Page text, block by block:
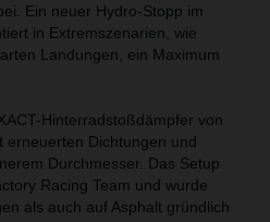
Ein neuer Hydro-Stopp im
in Extremszenarien, wie
Landungen, ein Maximum
Hinterradstoßdämpfer von
erneuerten Dichtungen und
Durchmesser. Das Setup
Racing Team und wurde
als auch auf Asphalt gründlich